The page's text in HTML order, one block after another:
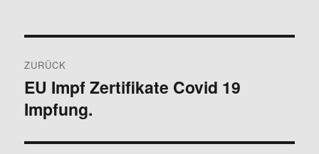
ZURÜCK
Vorheriger
Beitrag:
EU Impf Zertifikate Covid 19
Impfung.